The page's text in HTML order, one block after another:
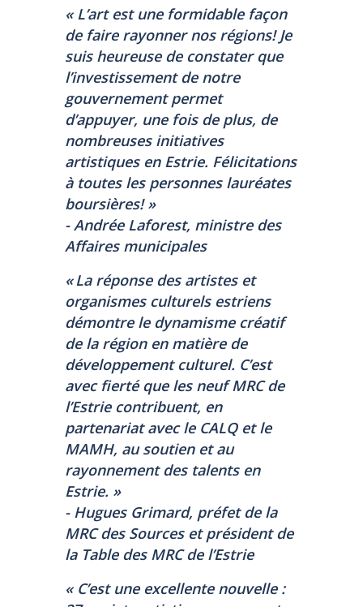
« L’art est une formidable façon
de faire rayonner nos régions! Je
suis heureuse de constater que
l’investissement de notre
gouvernement permet
d’appuyer, une fois de plus, de
nombreuses initiatives
artistiques en Estrie. Félicitations
à toutes les personnes lauréates
boursières! »
- Andrée Laforest, ministre des
Affaires municipales
« La réponse des artistes et
organismes culturels estriens
démontre le dynamisme créatif
de la région en matière de
développement culturel. C’est
avec fierté que les neuf MRC de
l’Estrie contribuent, en
partenariat avec le CALQ et le
MAMH, au soutien et au
rayonnement des talents en
Estrie. »
- Hugues Grimard, préfet de la
MRC des Sources et président de
la Table des MRC de l’Estrie
« C’est une excellente nouvelle :